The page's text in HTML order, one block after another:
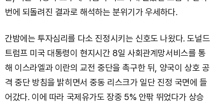
번에 되돌려진 결과로 해석하는 분위기가 우세하다.
간밤에는 투자심리를 다소 진정시키는 신호도 나왔다. 도널드
트럼프 미국 대통령이 현지시간 8일 사회관계망서비스를 통
해 이스라엘과 이란의 교전 중단을 촉구한 뒤, 양국이 상호 공
격 중단 방침을 밝히면서 중동 리스크가 일단 진정 국면에 들
어갔다. 이에 따라 국제유가도 장중 5% 안팎 뛰었다가 상승